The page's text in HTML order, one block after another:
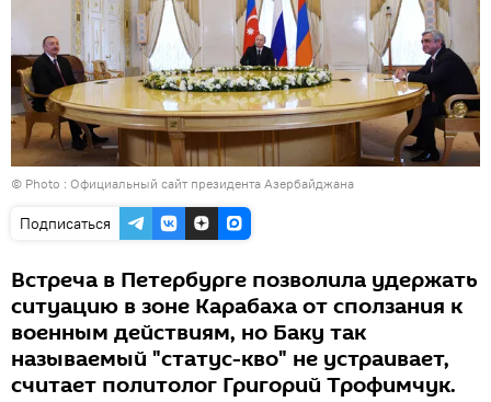
© Photo : Официальный сайт президента Азербайджана
Подписаться
Встреча в Петербурге позволила удержать
ситуацию в зоне Карабаха от сползания к
военным действиям, но Баку так
называемый "статус-кво" не устраивает,
считает политолог Григорий Трофимчук.